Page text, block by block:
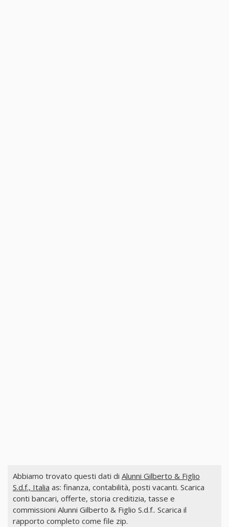
Abbiamo trovato questi dati di Alunni Gilberto & Figlio
S.d.f., Italia as: finanza, contabilità, posti vacanti. Scarica
conti bancari, offerte, storia creditizia, tasse e
commissioni Alunni Gilberto & Figlio S.d.f.. Scarica il
rapporto completo come file zip.